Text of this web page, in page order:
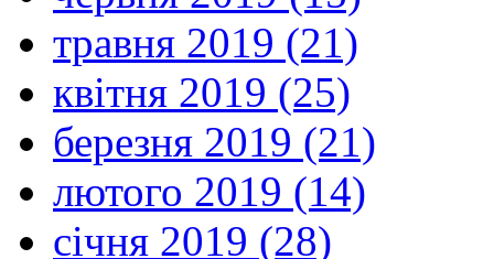
травня 2019 (21)
квітня 2019 (25)
березня 2019 (21)
лютого 2019 (14)
січня 2019 (28)